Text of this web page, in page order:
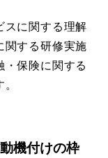
に関する理解
関する研修実施
・保険に関する
機付けの枠